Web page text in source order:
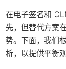
在电子签名和
先，但替代方案
势。下面，我们
析，以提供平衡观